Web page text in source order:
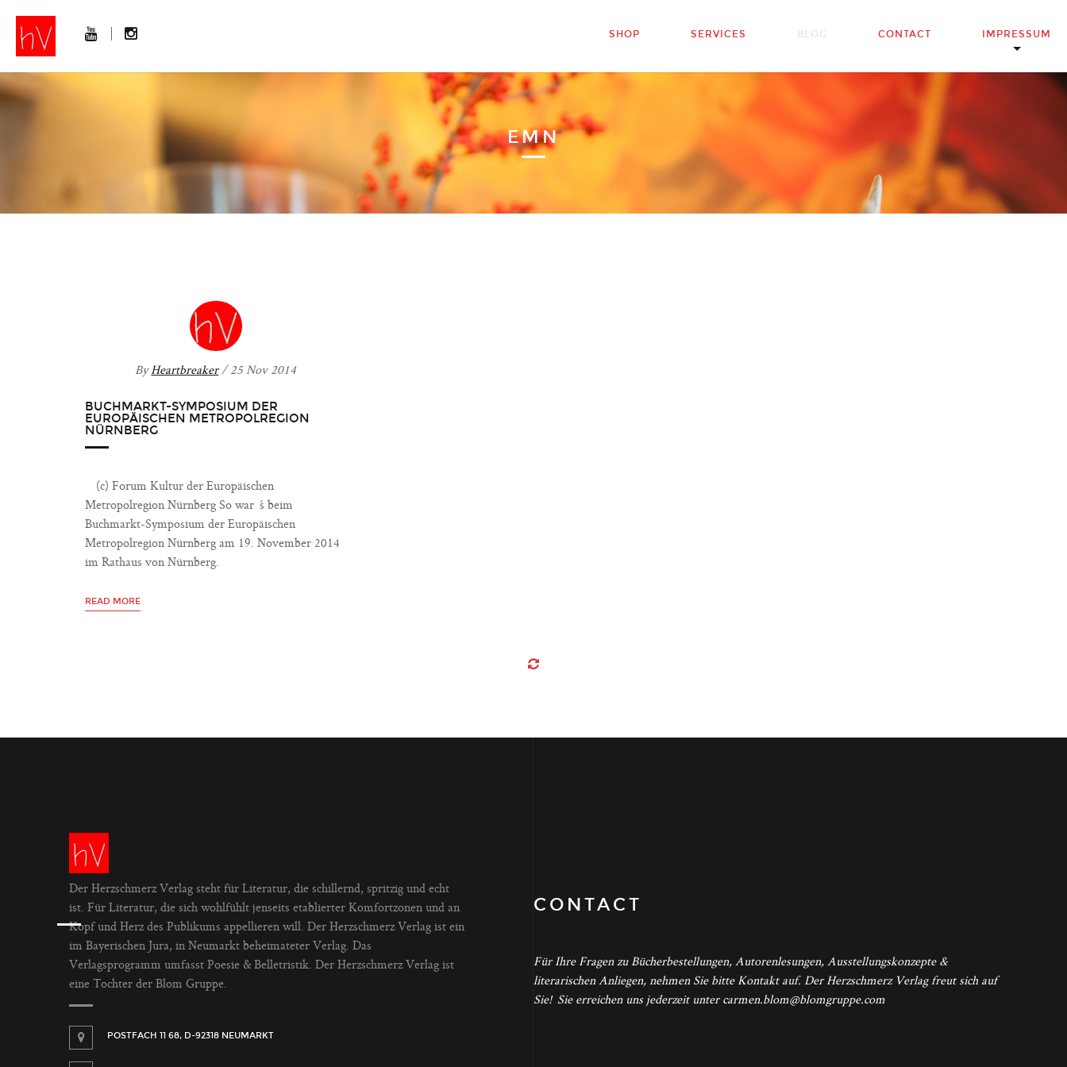
SHOP SERVICES BLOG CONTACT IMPRESSUM
EMN
ByHeartbreaker/ 25 Nov 2014
BUCHMARKT-SYMPOSIUM DER
EUROPÄISCHEN METROPOLREGION
NÜRNBERG
(c) Forum Kultur der Europäischen
Metropolregion Nürnberg So war´s beim
Buchmarkt-Symposium der Europäischen
Metropolregion Nürnberg am 19. November 2014
im Rathaus von Nürnberg.
READ MORE
Der Herzschmerz Verlag steht für Literatur, die schillernd, spritzig und echt
ist. Für Literatur, die sich wohlfühlt jenseits etablierter Komfortzonen und an
Kopf und Herz des Publikums appellieren will. Der Herzschmerz Verlag ist ein
im Bayerischen Jura, in Neumarkt beheimateter Verlag. Das
Verlagsprogramm umfasst Poesie & Belletristik. Der Herzschmerz Verlag ist
eine Tochter der Blom Gruppe.
POSTFACH 11 68, D-92318 NEUMARKT
CONTACT
Für Ihre Fragen zu Bücherbestellungen, Autorenlesungen, Ausstellungskonzepte &
literarischen Anliegen, nehmen Sie bitte Kontakt auf. Der Herzschmerz Verlag freut sich auf
Sie! Sie erreichen uns jederzeit unter carmen.blom@blomgruppe.com